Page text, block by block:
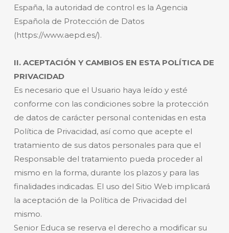
España, la autoridad de control es la Agencia
Española de Protección de Datos
(https://www.aepd.es/).
II. ACEPTACIÓN Y CAMBIOS EN ESTA POLÍTICA DE
PRIVACIDAD
Es necesario que el Usuario haya leído y esté
conforme con las condiciones sobre la protección
de datos de carácter personal contenidas en esta
Política de Privacidad, así como que acepte el
tratamiento de sus datos personales para que el
Responsable del tratamiento pueda proceder al
mismo en la forma, durante los plazos y para las
finalidades indicadas. El uso del Sitio Web implicará
la aceptación de la Política de Privacidad del
mismo.
Senior Educa se reserva el derecho a modificar su